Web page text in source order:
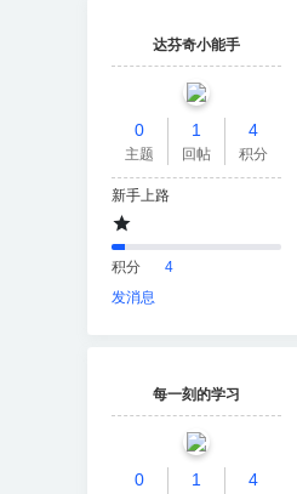
达芬奇小能手
0
主题
1
回帖
4
积分
新手上路
积分
4
发消息
每一刻的学习
0 1 4